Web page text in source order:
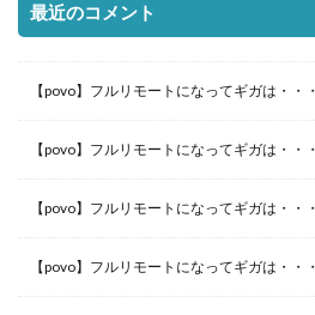
最近のコメント
【povo】フルリモートになってギガは・・・
【povo】フルリモートになってギガは・・・
【povo】フルリモートになってギガは・・・
【povo】フルリモートになってギガは・・・